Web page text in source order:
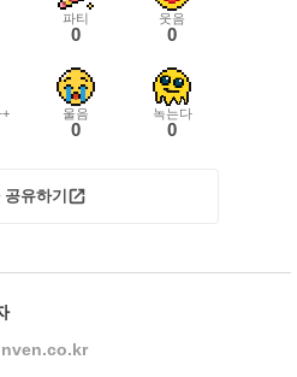
파티
0
웃음
0
+ 울음
0
녹는다
0
유하기